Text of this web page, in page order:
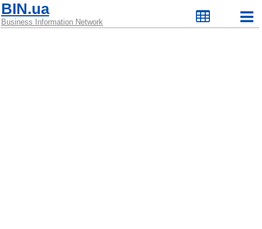
BIN.ua
Business Information Network